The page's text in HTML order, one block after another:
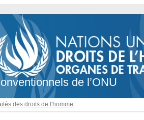
de l’ONU
des droits de l'homme